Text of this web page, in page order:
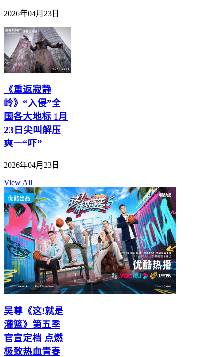
2026年04月23日
《重返寂静
岭》“入侵”全
国各大地标 1月
23日尖叫解压
爽一“吓”
2026年04月23日
View All
吴尊《这!就是
灌篮》第五季
官宣定档 点燃
极致热血青春